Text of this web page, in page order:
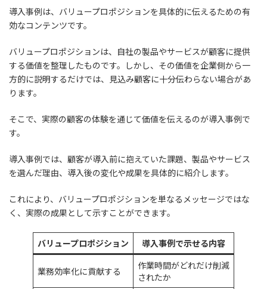
導入事例は、バリュープロポジションを具体的に伝えるための有
効なコンテンツです。
バリュープロポジションは、自社の製品やサービスが顧客に提供
する価値を整理したものです。しかし、その価値を企業側から一
方的に説明するだけでは、見込み顧客に十分伝わらない場合があ
ります。
そこで、実際の顧客の体験を通じて価値を伝えるのが導入事例で
す。
導入事例では、顧客が導入前に抱えていた課題、製品やサービス
を選んだ理由、導入後の変化や成果を具体的に紹介します。
これにより、バリュープロポジションを単なるメッセージではな
く、実際の成果として示すことができます。
バリュープロポジション 導入事例で示せる内容
業務効率化に貢献する
作業時間がどれだけ削減
されたか